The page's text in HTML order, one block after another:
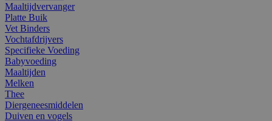
Maaltijdvervanger
Platte Buik
Vet Binders
Vochtafdrijvers
Specifieke Voeding
Babyvoeding
Maaltijden
Melken
Thee
Diergeneesmiddelen
Duiven en vogels